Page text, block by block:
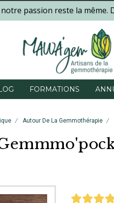
passion reste la même.
FORMATIONS
Autour De La Gemmothérapie